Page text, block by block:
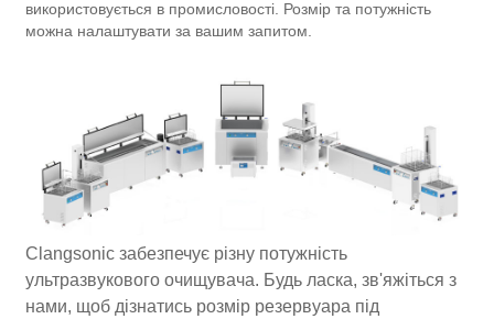
використовується в промисловості. Розмір та потужність
можна налаштувати за вашим запитом.
Clangsonic забезпечує різну потужність
ультразвукового очищувача. Будь ласка, зв'яжіться з
нами, щоб дізнатись розмір резервуара під